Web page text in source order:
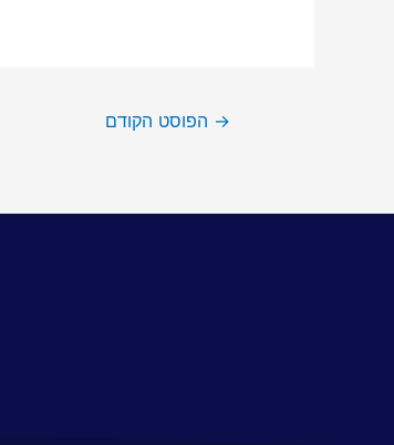
→ הפוסט הקודם